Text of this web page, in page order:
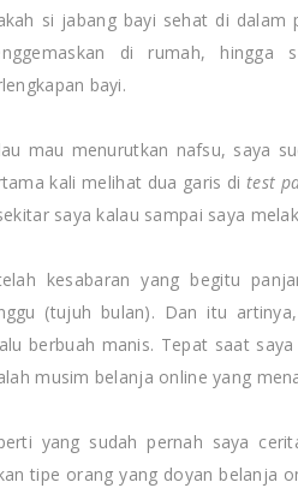
si jabang bayi sehat di dalam
di rumah, hingga
bayi.
mau menurutkan nafsu, saya
kali melihat dua garis di test
saya kalau sampai saya
kesabaran yang begitu
(tujuh bulan). Dan itu
berbuah manis. Tepat saat
musim belanja online yang
yang sudah pernah saya
tipe orang yang doyan belanja